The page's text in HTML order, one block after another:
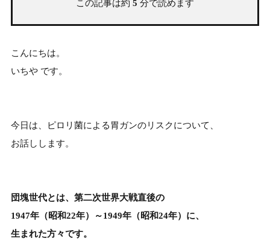
この記事は約 5 分で読めます
こんにちは。
いちや です。
今日は、ピロリ菌による胃ガンのリスクについて、
お話しします。
団塊世代とは、第二次世界大戦直後の
1947年（昭和22年）～1949年（昭和24年）に、
生まれた方々です。